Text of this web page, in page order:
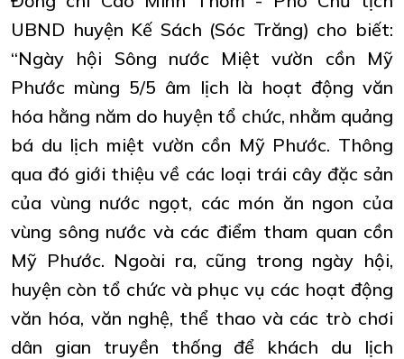
UBND huyện Kế Sách (Sóc Trăng) cho biết:
“Ngày hội Sông nước Miệt vườn cồn Mỹ
Phước mùng 5/5 âm lịch là hoạt động văn
hóa hằng năm do huyện tổ chức, nhằm quảng
bá du lịch miệt vườn cồn Mỹ Phước. Thông
qua đó giới thiệu về các loại trái cây đặc sản
của vùng nước ngọt, các món ăn ngon của
vùng sông nước và các điểm tham quan cồn
Mỹ Phước. Ngoài ra, cũng trong ngày hội,
huyện còn tổ chức và phục vụ các hoạt động
văn hóa, văn nghệ, thể thao và các trò chơi
dân gian truyền thống để khách du lịch